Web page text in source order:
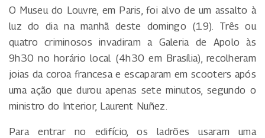
O Museu do Louvre, em Paris, foi alvo de um assalto à
luz do dia na manhã deste domingo (19). Três ou
quatro criminosos invadiram a Galeria de Apolo às
9h30 no horário local (4h30 em Brasília), recolheram
joias da coroa francesa e escaparam em scooters após
uma ação que durou apenas sete minutos, segundo o
ministro do Interior, Laurent Nuñez.
Para entrar no edifício, os ladrões usaram uma